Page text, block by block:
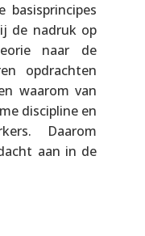
basisprincipes
de nadruk op
naar de
opdrachten
waarom van
discipline en
Daarom
aan in de